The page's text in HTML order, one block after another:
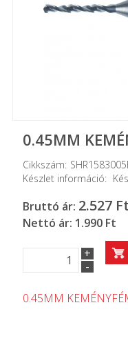
0.45MM
Cikkszám:
Készlet információ:
Bruttó ár: 2.527 Ft
Nettó ár: 1.990 Ft
+
-
0.45MM